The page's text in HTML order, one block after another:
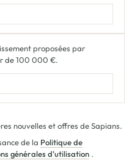
proposées par
de100 000 €.
nouvelles et offres de Sapians.
de la Politique de
générales d'utilisation .